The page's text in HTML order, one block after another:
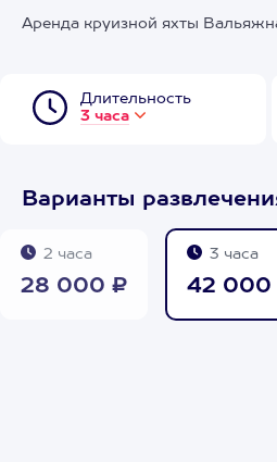
Аренда круизной яхты
Длительность
3 часа
Варианты
2 часа
28 000 ₽
3 часа
42 000